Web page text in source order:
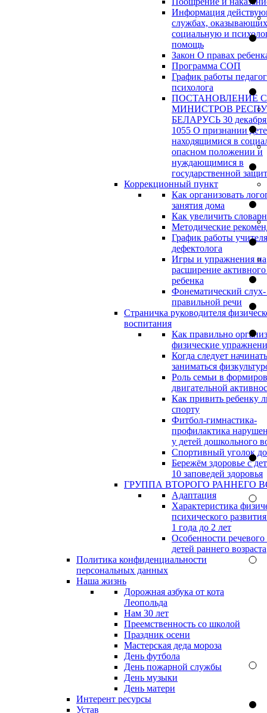
Информация
службах, оказывающих
социальную и
помощь
Закон О правах
Программа СОП
График работы
психолога
ПОСТАНОВЛЕНИЕ
МИНИСТРОВ
БЕЛАРУСЬ 30
1055 О признании
находящимися в
опасном положении и
нуждающимися в
государственной
Коррекционный пункт
Как организовать
занятия дома
Как увеличить
Методические
График работы
дефектолога
Игры и упражнения на
расширение активного
ребенка
Фонематический слух-
правильной речи
Страничка руководителя
воспитания
Как правильно
физические
Когда следует начинать
заниматься
Роль семьи в
двигательной
Как привить ребенку
спорту
Фитбол-гимнастика-
профилактика
у детей дошкольного
Спортивный уголок
Бережём здоровье с
10 заповедей здоровья
ГРУППА ВТОРОГО РАННЕГО
Адаптация
Характеристика
психического
1 года до 2 лет
Особенности речевого
детей раннего возраста
Политика конфиденциальности
персональных данных
Наша жизнь
Дорожная азбука от кота
Леопольда
Нам 30 лет
Преемственность со школой
Праздник осени
Мастерская деда мороза
День футбола
День пожарной службы
День музыки
День матери
Интерент ресурсы
Устав